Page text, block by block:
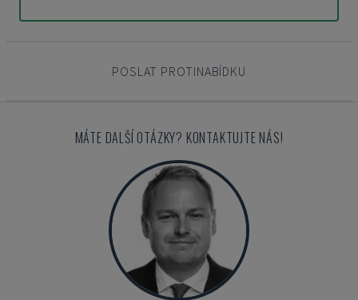
POSLAT PROTINABÍDKU
MÁTE DALŠÍ OTÁZKY? KONTAKTUJTE NÁS!